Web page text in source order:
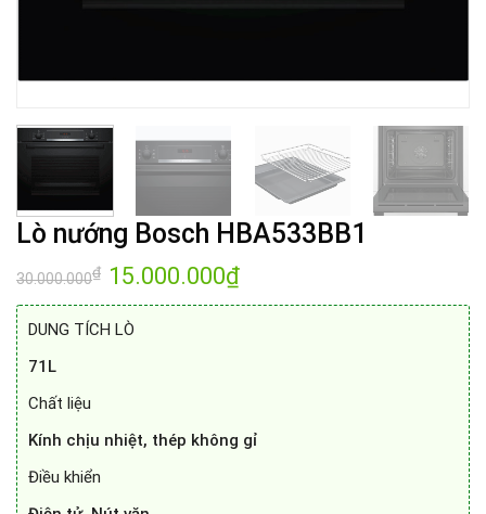
Lò nướng Bosch HBA533BB1
30.000.000₫ Giá
gốc
là:
30.000.000₫.
15.000.000₫Giá
tại
DUNG TÍCH LÒ
71L
Chất liệu
Kính chịu nhiệt, thép không gỉ
Điều khiển